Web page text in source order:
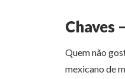
Chaves
Quem não
mexicano de